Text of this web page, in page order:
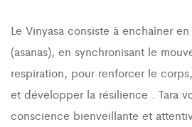
Le Vinyasa consiste à enchaîner
(asanas), en synchronisant le
respiration, pour renforcer le
et développer la résilience . Tara
conscience bienveillante et